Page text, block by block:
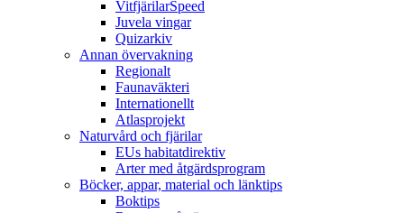
VitfjärilarSpeed
Juvela vingar
Quizarkiv
Annan övervakning
Regionalt
Faunaväkteri
Internationellt
Atlasprojekt
Naturvård och fjärilar
EUs habitatdirektiv
Arter med åtgärdsprogram
Böcker, appar, material och länktips
Boktips